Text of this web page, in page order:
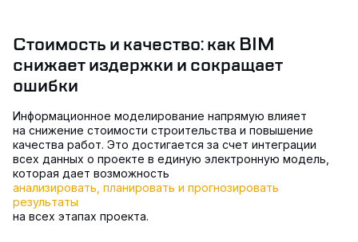
Стоимость и качество: как BIM
снижает издержки и сокращает
ошибки
Информационное моделирование напрямую влияет
на снижение стоимости строительства и повышение
качества работ. Это достигается за счет интеграции
всех данных о проекте в единую электронную модель,
которая дает возможность
анализировать, планировать и прогнозировать
результаты
на всех этапах проекта.